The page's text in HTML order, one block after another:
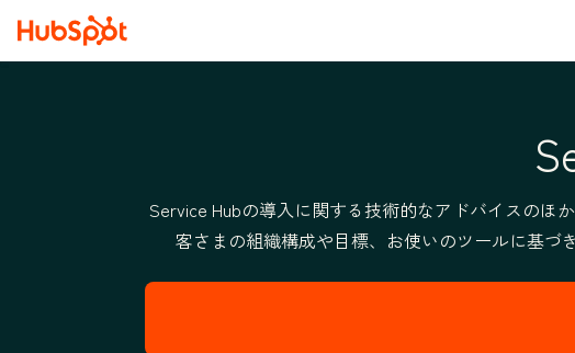
Service Hubの導入に関する技術的なアドバイスのほ
客さまの組織構成や目標、お使いのツールに基づ